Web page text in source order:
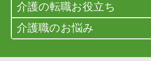
介護の転職お役立ち
介護職のお悩み